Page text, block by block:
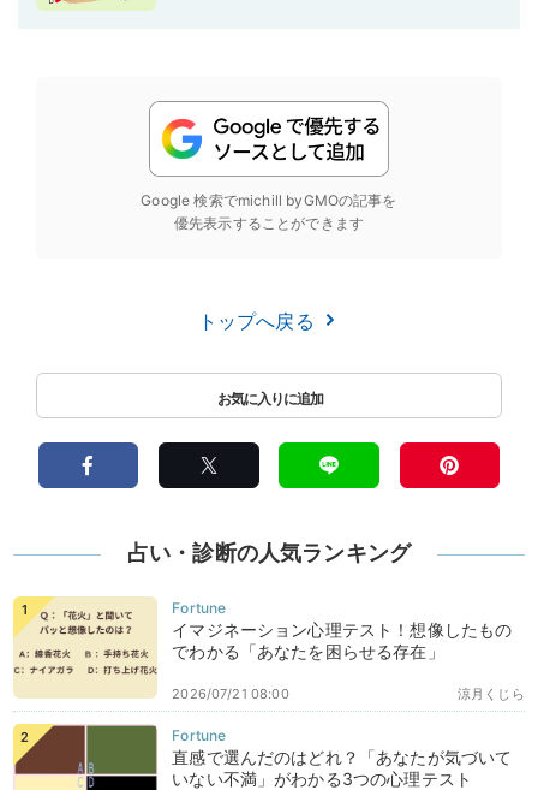
Google 検索でmichill byGMOの記事を
優先表示することができます
トップへ戻る
占い・診断の人気ランキング
イマジネーション心理テスト！想像したもの
でわかる「あなたを困らせる存在」
涼月くじら
2026/07/21 08:00
直感で選んだのはどれ？「あなたが気づいて
いない不満」がわかる3つの心理テスト